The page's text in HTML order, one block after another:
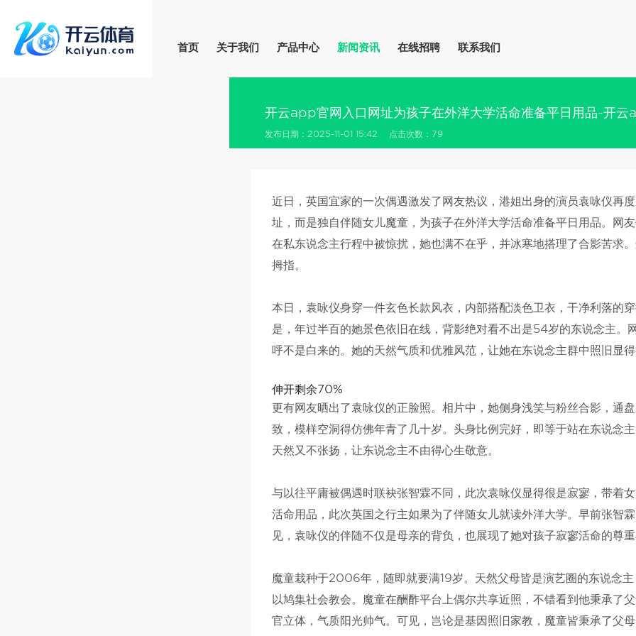
首页 关于我们 产品中心 新闻资讯 在线招聘 联系我们
开云app官网入口网址为孩子在外洋大学活命准备平日用品-开
发布日期：2025-11-01 15:42 点击次数：79
近日，英国宜家的一次偶遇激发了网友热议，港姐出身的演员袁咏仪
址，而是独自伴随女儿魔童，为孩子在外洋大学活命准备平日用品。网
在私东说念主行程中被惊扰，她也满不在乎，并冰寒地搭理了合影苦求
拇指。
本日，袁咏仪身穿一件玄色长款风衣，内部搭配淡色卫衣，干净利落的
是，年过半百的她景色依旧在线，背影绝对看不出是54岁的东说念主
呼不是白来的。她的天然气质和优雅风范，让她在东说念主群中照旧显
伸开剩余70%
更有网友晒出了袁咏仪的正脸照。相片中，她侧身浅笑与粉丝合影，通
致，模样空洞得仿佛年青了几十岁。头身比例完好，即等于站在东说念
天然又不张扬，让东说念主不由得心生敬意。
与以往平庸被偶遇时联袂张智霖不同，此次袁咏仪显得很是寂寥，带着
活命用品，此次英国之行主如果为了伴随女儿就读外洋大学。早前张智
见，袁咏仪的伴随不仅是母亲的背负，也展现了她对孩子寂寥活命的尊
魔童栽种于2006年，随即就要满19岁。天然父母皆是演艺圈的东说念
以鸠集社会教会。魔童在酬酢平台上偶尔共享近照，不错看到他秉承了
官立体，气质阳光帅气。可见，岂论是基因照旧家教，魔童皆秉承了父